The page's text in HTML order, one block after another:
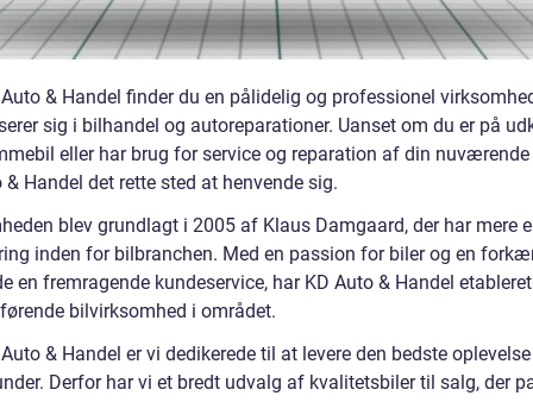
& Handel finder du en pålidelig og professionel
sig i bilhandel og autoreparationer. Uanset om du er på
eller har brug for service og reparation af din nuværende
& Handel det rette sted at henvende sig.
blev grundlagt i 2005 af Klaus Damgaard, der har mere
inden for bilbranchen. Med en passion for biler og en
en fremragende kundeservice, har KD Auto & Handel
bilvirksomhed i området.
& Handel er vi dedikerede til at levere den bedste
Derfor har vi et bredt udvalg af kvalitetsbiler til salg, der